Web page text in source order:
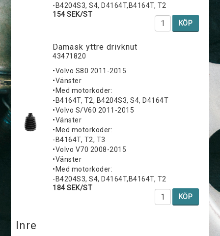
-B4204S3, S4, D4164T,B4164T, T2
154 SEK/ST
KÖP
Damask yttre drivknut
43471820
•Volvo S80 2011-2015
•Vänster
•Med motorkoder:
-B4164T, T2, B4204S3, S4, D4164T
•Volvo S/V60 2011-2015
•Vänster
•Med motorkoder:
-B4164T, T2, T3
•Volvo V70 2008-2015
•Vänster
•Med motorkoder:
-B4204S3, S4, D4164T,B4164T, T2
184 SEK/ST
KÖP
Inre